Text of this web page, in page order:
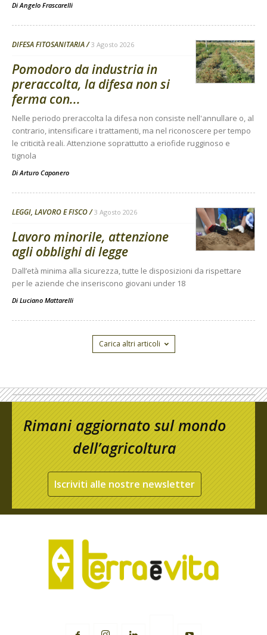
DiAngelo Frascarelli
DIFESA FITOSANITARIA 3 Agosto 2026
Pomodoro da industria in
preraccolta, la difesa non si
ferma con...
Nelle periodo preraccolta la difesa non consiste nell'annullare o, al
contrario, intensificare i trattamenti, ma nel riconoscere per tempo
le criticità reali. Attenzione soprattutto a eriofide rugginoso e
tignola
DiArturo Caponero
LEGGI, LAVORO E FISCO 3 Agosto 2026
Lavoro minorile, attenzione
agli obblighi di legge
Dall’età minima alla sicurezza, tutte le disposizioni da rispettare
per le aziende che inseriscono giovani under 18
Di Luciano Mattarelli
Carica altri articoli
Rimani aggiornato sul mondo
dell’agricoltura
Iscriviti alle nostre newsletter